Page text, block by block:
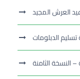
العرش المجيد
الدبلومات
النسخة الثامنة